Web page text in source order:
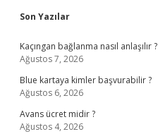
Sidebar
Son Yazılar
Kaçıngan bağlanma nasıl anlaşılır ?
Ağustos 7, 2026
Blue kartaya kimler başvurabilir ?
Ağustos 6, 2026
Avans ücret midir ?
Ağustos 4, 2026